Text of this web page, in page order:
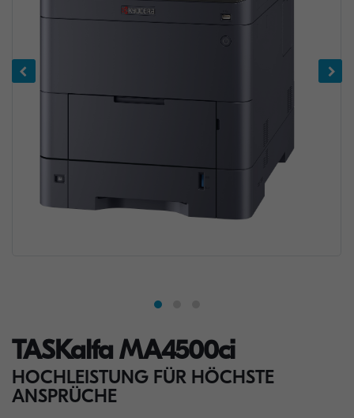
TASKalfa MA4500ci
HOCHLEISTUNG FÜR HÖCHSTE
ANSPRÜCHE